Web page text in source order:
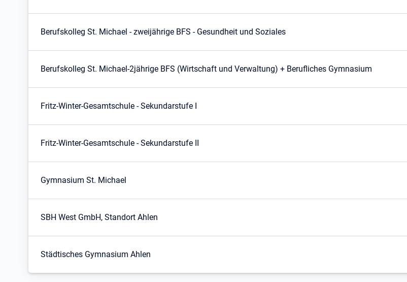
Berufskolleg St. Michael - zweijährige BFS - Gesundheit und Soziales
Berufskolleg St. Michael-2jährige BFS (Wirtschaft und Verwaltung) + Berufliches Gymnasium
Fritz-Winter-Gesamtschule - Sekundarstufe I
Fritz-Winter-Gesamtschule - Sekundarstufe II
Gymnasium St. Michael
SBH West GmbH, Standort Ahlen
Städtisches Gymnasium Ahlen